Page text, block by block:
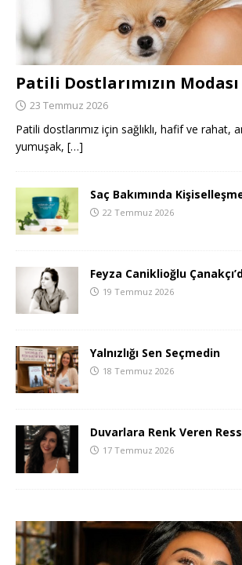
Patili Dostlarımızın Modası
23 Temmuz 2026
Patili dostlarımız için sağlıklı, hafif ve rahat,
yumuşak, […]
Saç Bakımında
22 Temmuz 2026
Feyza Caniklioğlu
19 Temmuz 2026
Yalnızlığı Sen Seçmedin
18 Temmuz 2026
Duvarlara Renk Veren
17 Temmuz 2026